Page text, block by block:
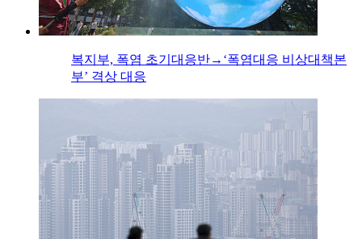
복지부, 폭염 초기대응반→‘폭염대응 비상대책본
부’ 격상 대응